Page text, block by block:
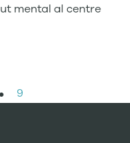
mental al centre
9